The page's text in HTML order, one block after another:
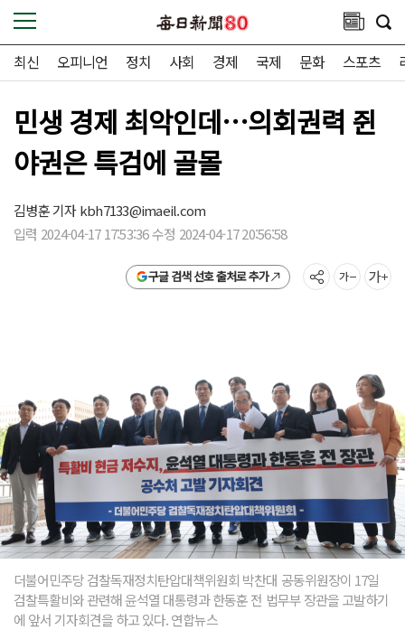
최신 오피니언 정치 사회 경제 국제 문화 스포츠
민생 경제 최악인데…의회권력 쥔
야권은 특검에 골몰
김병훈 기자kbh7133@imaeil.com
입력 2024-04-17 17:53:36 수정 2024-04-17 20:56:58
구글 검색 선호 출처로 추가
더불어민주당 검찰독재정치탄압대책위원회 박찬대 공동위원장이 17일
검찰특활비와 관련해 윤석열 대통령과 한동훈 전 법무부 장관을 고발하기
에 앞서 기자회견을 하고 있다. 연합뉴스